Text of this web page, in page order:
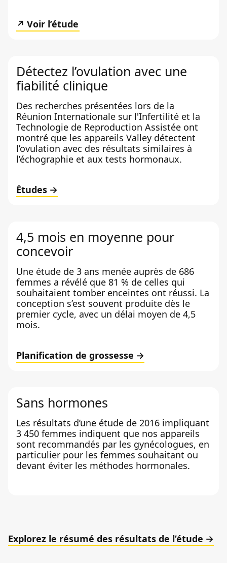
Voir l’étude
Détectez l’ovulation avec une
fiabilité clinique
Des recherches présentées lors de la
Réunion Internationale sur l'Infertilité et la
Technologie de Reproduction Assistée ont
montré que les appareils Valley détectent
l’ovulation avec des résultats similaires à
l’échographie et aux tests hormonaux.
Études
4,5 mois en moyenne pour
concevoir
Une étude de 3 ans menée auprès de 686
femmes a révélé que 81 % de celles qui
souhaitaient tomber enceintes ont réussi. La
conception s’est souvent produite dès le
premier cycle, avec un délai moyen de 4,5
mois.
Planification de grossesse
Sans hormones
Les résultats d’une étude de 2016 impliquant
3 450 femmes indiquent que nos appareils
sont recommandés par les gynécologues, en
particulier pour les femmes souhaitant ou
devant éviter les méthodes hormonales.
Explorez le résumé des résultats de l’étude